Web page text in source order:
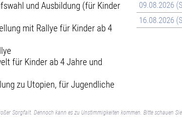
und Ausbildung (für Kinder
mit Rallye für Kinder ab 4
für Kinder ab 4 Jahre und
zu Utopien, für Jugendliche
09.08.2026
16.08.2026
Sorgfalt. Dennoch kann es zu Unstimmigkeiten kommen. Bitte schauen